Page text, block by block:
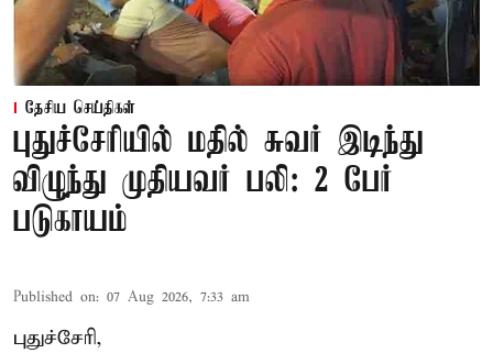
தேசிய செய்திகள்
புதுச்சேரியில் மதில் சுவர் இடிந்து
விழுந்து முதியவர் பலி: 2 பேர்
படுகாயம்
Published on: 07 Aug 2026, 7:33 am
புதுச்சேரி,